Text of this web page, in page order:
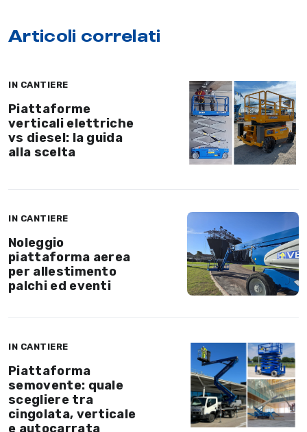
Articoli correlati
IN CANTIERE
Piattaforme
verticali elettriche
vs diesel: la guida
alla scelta
IN CANTIERE
Noleggio
piattaforma aerea
per allestimento
palchi ed eventi
IN CANTIERE
Piattaforma
semovente: quale
scegliere tra
cingolata, verticale
e autocarrata